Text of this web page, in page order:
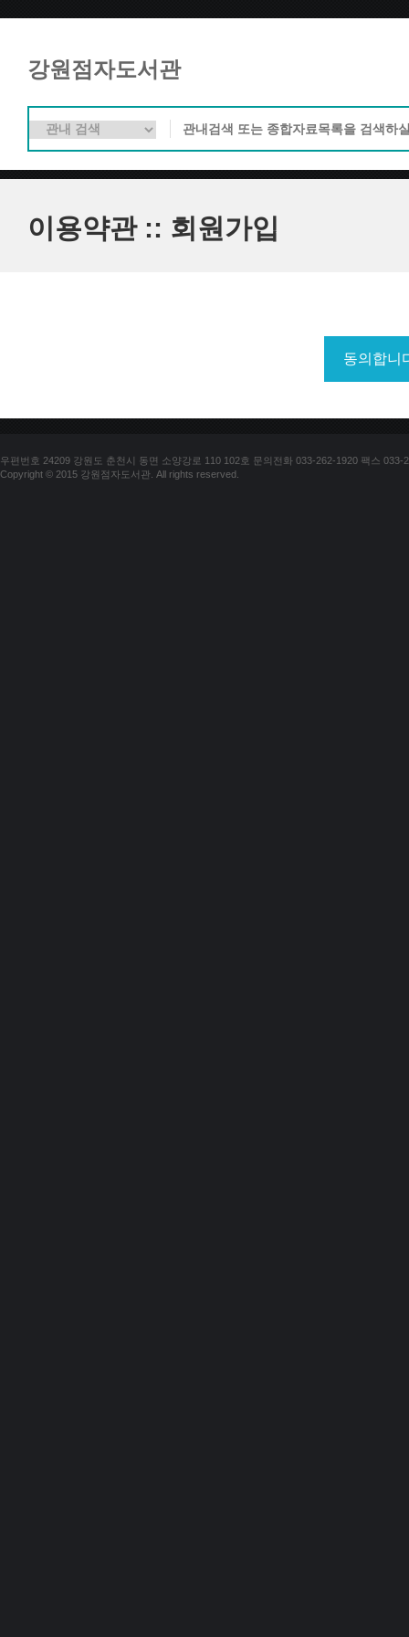
강원점자도서관
이용약관 :: 회원가입
우편번호 24209 강원도 춘천시 동면 소양강로 110 102호 문의전화 033-262-1920 팩스 033-
Copyright © 2015 강원점자도서관. All rights reserved.